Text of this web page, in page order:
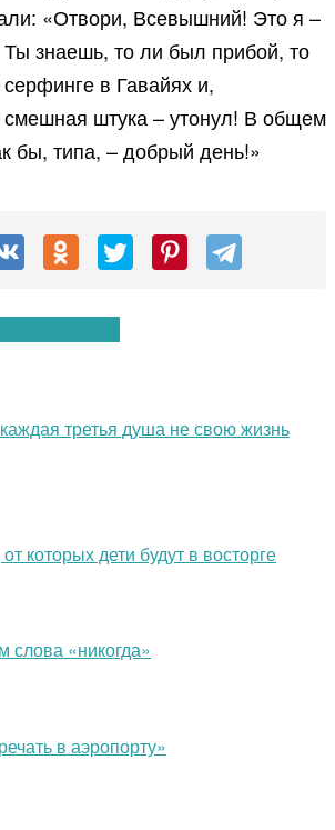
«Отвори, Всевышний! Это я –
знаешь, то ли был прибой, то
в Гавайях и,
штука – утонул! В общем
бы, типа, – добрый день!»
третья душа не свою жизнь
которых дети будут в восторге
слова «никогда»
в аэропорту»